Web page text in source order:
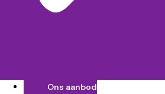
Ons aanbod